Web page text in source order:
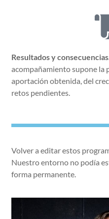
Resultados y
acompañamiento supone la
aportación obtenida, del
retos pendientes.
Volver a editar estos
Nuestro entorno no podía
forma permanente.